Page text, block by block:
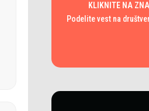
KLIKNITE NA
Podelite vest na